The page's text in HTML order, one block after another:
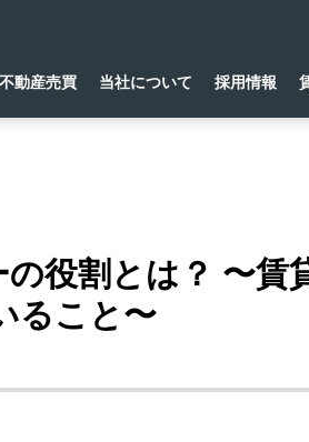
不動産売買 当社について 採用情報
役割とは？ 〜賃
ること〜